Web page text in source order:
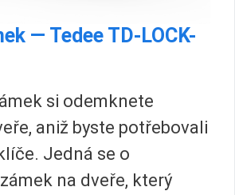
— Tedee TD-LOCK-
si odemknete
aniž byste potřebovali
Jedná se o
na dveře, který